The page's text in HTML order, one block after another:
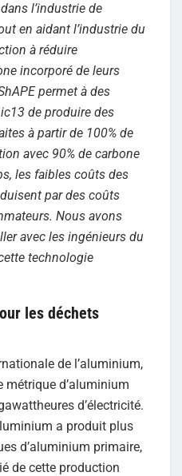
l’industrie de
en aidant l’industrie du
à réduire
incorporé de leurs
permet à des
de produire des
à partir de 100% de
avec 90% de carbone
les faibles coûts des
par des coûts
Nous avons
avec les ingénieurs du
technologie
les déchets
de l’aluminium,
métrique d’aluminium
d’électricité.
a produit plus
d’aluminium primaire,
de cette production